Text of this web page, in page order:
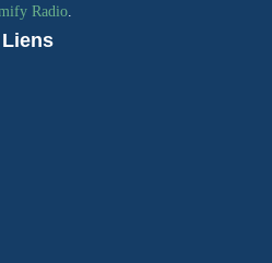
Radio.
Liens